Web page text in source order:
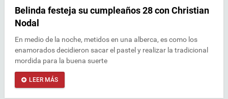
Belinda festeja su cumpleaños 28 con Christian
Nodal
En medio de la noche, metidos en una alberca, es como los
enamorados decidieron sacar el pastel y realizar la tradicional
mordida para la buena suerte
LEER MÁS